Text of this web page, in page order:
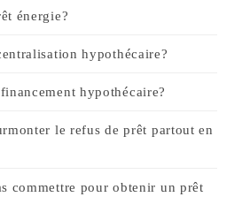
énergie?
hypothécaire?
hypothécaire?
le refus de prêt partout en
commettre pour obtenir un prêt